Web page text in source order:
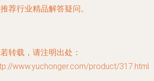
荐行业精品解答疑问。
转载，请注明出处：
www.yuchonger.com/product/317.html